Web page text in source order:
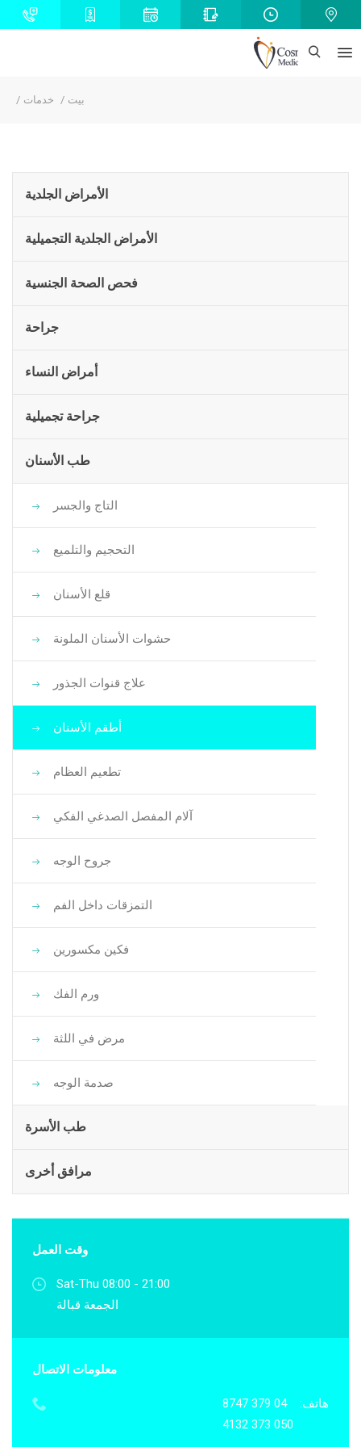
بيت خدمات
الأمراض الجلدية
الأمراض الجلدية التجميلية
فحص الصحة الجنسية
جراحة
أمراض النساء
جراحة تجميلية
طب الأسنان
التاج والجسر
التحجيم والتلميع
قلع الأسنان
حشوات الأسنان الملونة
علاج قنوات الجذور
أطقم الأسنان
تطعيم العظام
آلام المفصل الصدغي الفكي
جروح الوجه
التمزقات داخل الفم
فكين مكسورين
ورم الفك
مرض في اللثة
صدمة الوجه
طب الأسرة
مرافق أخرى
وقت العمل
Sat-Thu 08:00 - 21:00
الجمعة قبالة
معلومات الاتصال
هاتف:
04 379 8747
050 373 4132